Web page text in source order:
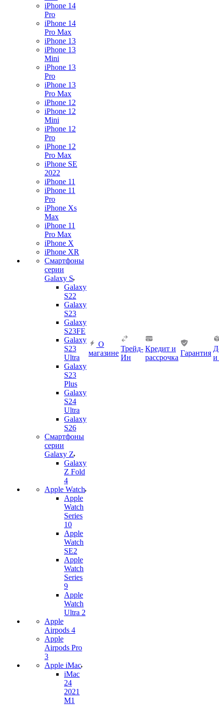
iPhone 14
Pro
iPhone 14
Pro Max
iPhone 13
iPhone 13
Mini
iPhone 13
Pro
iPhone 13
Pro Max
iPhone 12
iPhone 12
Mini
iPhone 12
Pro
iPhone 12
Pro Max
iPhone SE
2022
iPhone 11
iPhone 11
Pro
iPhone Xs
Max
iPhone 11
Pro Max
iPhone X
iPhone XR
Смартфоны
серии
Galaxy S
Galaxy
S22
Galaxy
S23
Galaxy
S23FE
Galaxy
S23
Ultra
Galaxy
S23
Plus
Galaxy
S24
Ultra
Galaxy
S26
Смартфоны
серии
Galaxy Z
Galaxy
Z Fold
4
Apple Watch
Apple
Watch
Series
10
Apple
Watch
SE2
Apple
Watch
Series
9
Apple
Watch
Ultra 2
Apple
Airpods 4
Apple
Airpods Pro
3
Apple iMac
iMac
24
2021
M1
О
магазине
Трейд-
Ин
Кредит и
рассрочка
Гарантия
и